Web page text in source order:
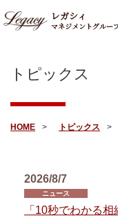
レガシィ
マネジメントグルー
トピックス
HOME トピックス
2026/8/7
ニュース
「10秒でわかる